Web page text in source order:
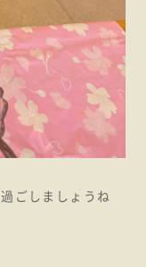
ごしましょうね